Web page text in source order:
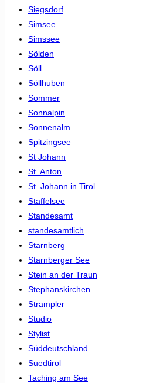
Siegsdorf
Simsee
Simssee
Sölden
Söll
Söllhuben
Sommer
Sonnalpin
Sonnenalm
Spitzingsee
St Johann
St. Anton
St. Johann in Tirol
Staffelsee
Standesamt
standesamtlich
Starnberg
Starnberger See
Stein an der Traun
Stephanskirchen
Strampler
Studio
Stylist
Süddeutschland
Suedtirol
Taching am See